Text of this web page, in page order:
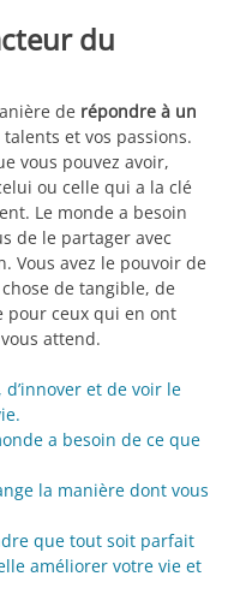
du
de répondre à un
et vos passions.
vous pouvez avoir,
ou celle qui a la clé
Le monde a besoin
de le partager avec
Vous avez le pouvoir de
de tangible, de
pour ceux qui en ont
attend.
et de voir le
a besoin de ce que
la manière dont vous
que tout soit parfait
améliorer votre vie et